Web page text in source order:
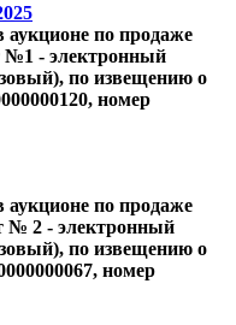
аукционе по продаже
№1 - электронный
по извещению о
номер
аукционе по продаже
№ 2 - электронный
по извещению о
номер